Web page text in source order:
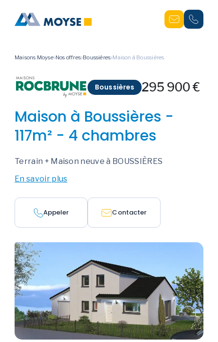
Maisons Moyse Nos offres Boussières Maison à Boussières
Boussières 295 900 €
Maison à Boussières -
117m² - 4 chambres
Terrain + Maison neuve à BOUSSIÈRES
En savoir plus
Appeler Contacter